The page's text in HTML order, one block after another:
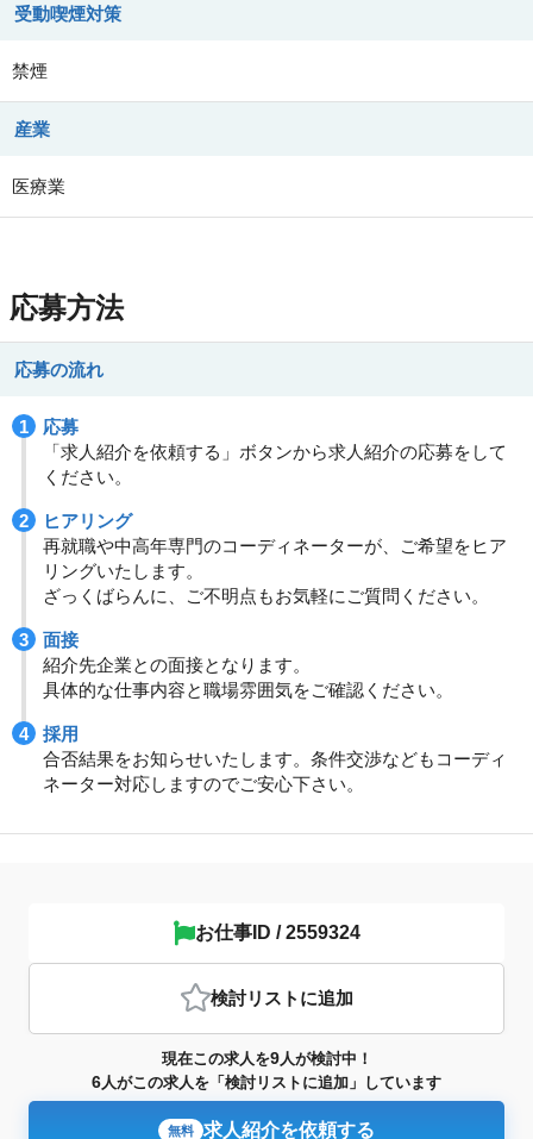
受動喫煙対策
禁煙
産業
医療業
応募方法
応募の流れ
応募
「求人紹介を依頼する」ボタンから求人紹介の応募をして
ください。
ヒアリング
再就職や中高年専門のコーディネーターが、ご希望をヒア
リングいたします。
ざっくばらんに、ご不明点もお気軽にご質問ください。
面接
紹介先企業との面接となります。
具体的な仕事内容と職場雰囲気をご確認ください。
採用
合否結果をお知らせいたします。条件交渉などもコーディ
ネーター対応しますのでご安心下さい。
お仕事ID / 2559324
検討リスト に追加
現在この求人を9人が検討中！
6人がこの求人を「検討リストに追加」しています
無料 求人紹介を依頼する